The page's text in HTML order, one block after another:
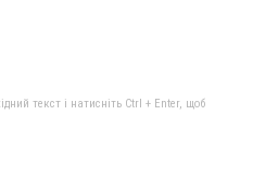
текст і натисніть Ctrl + Enter, щоб